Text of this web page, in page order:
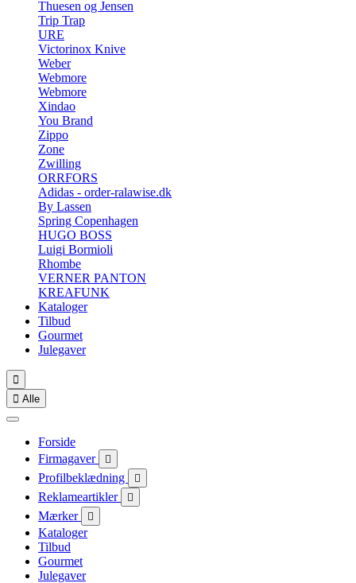
Thuesen og Jensen
Trip Trap
URE
Victorinox Knive
Weber
Webmore
Webmore
Xindao
You Brand
Zippo
Zone
Zwilling
ORRFORS
Adidas - order-ralawise.dk
By Lassen
Spring Copenhagen
HUGO BOSS
Luigi Bormioli
Rhombe
VERNER PANTON
KREAFUNK
Kataloger
Tilbud
Gourmet
Julegaver

 Alle
Forside
Firmagaver

Profilbeklædning 
Reklameartikler 
Mærker 
Kataloger
Tilbud
Gourmet
Julegaver